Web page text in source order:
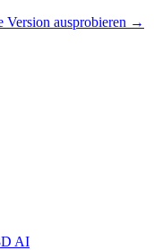
Version ausprobieren →
AI